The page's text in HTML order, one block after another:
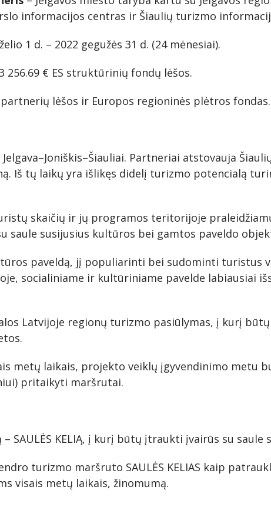
informacijos centras ir Šiaulių turizmo
1 d. – 2022 gegužės 31 d. (24 mėnesiai).
256.69 € ES struktūrinių fondų lėšos.
lėšos ir Europos regioninės plėtros fondas.
Partneriai atstovauja
Iš tų laikų yra išlikęs didelį turizmo potencialą
skaičių ir jų programos teritorijoje
saule susijusius kultūros bei gamtos paveldo
paveldą, jį populiarinti bei sudominti turistus
socialiniame ir kultūriniame pavelde labiausiai
Latvijoje regionų turizmo pasiūlymas, į kurį
metų laikais, projekto veiklų įgyvendinimo metu
pritaikyti maršrutai.
SAULĖS KELIĄ, į kurį būtų įtraukti įvairūs su
turizmo maršruto SAULĖS KELIAS kaip
visais metų laikais, žinomumą.